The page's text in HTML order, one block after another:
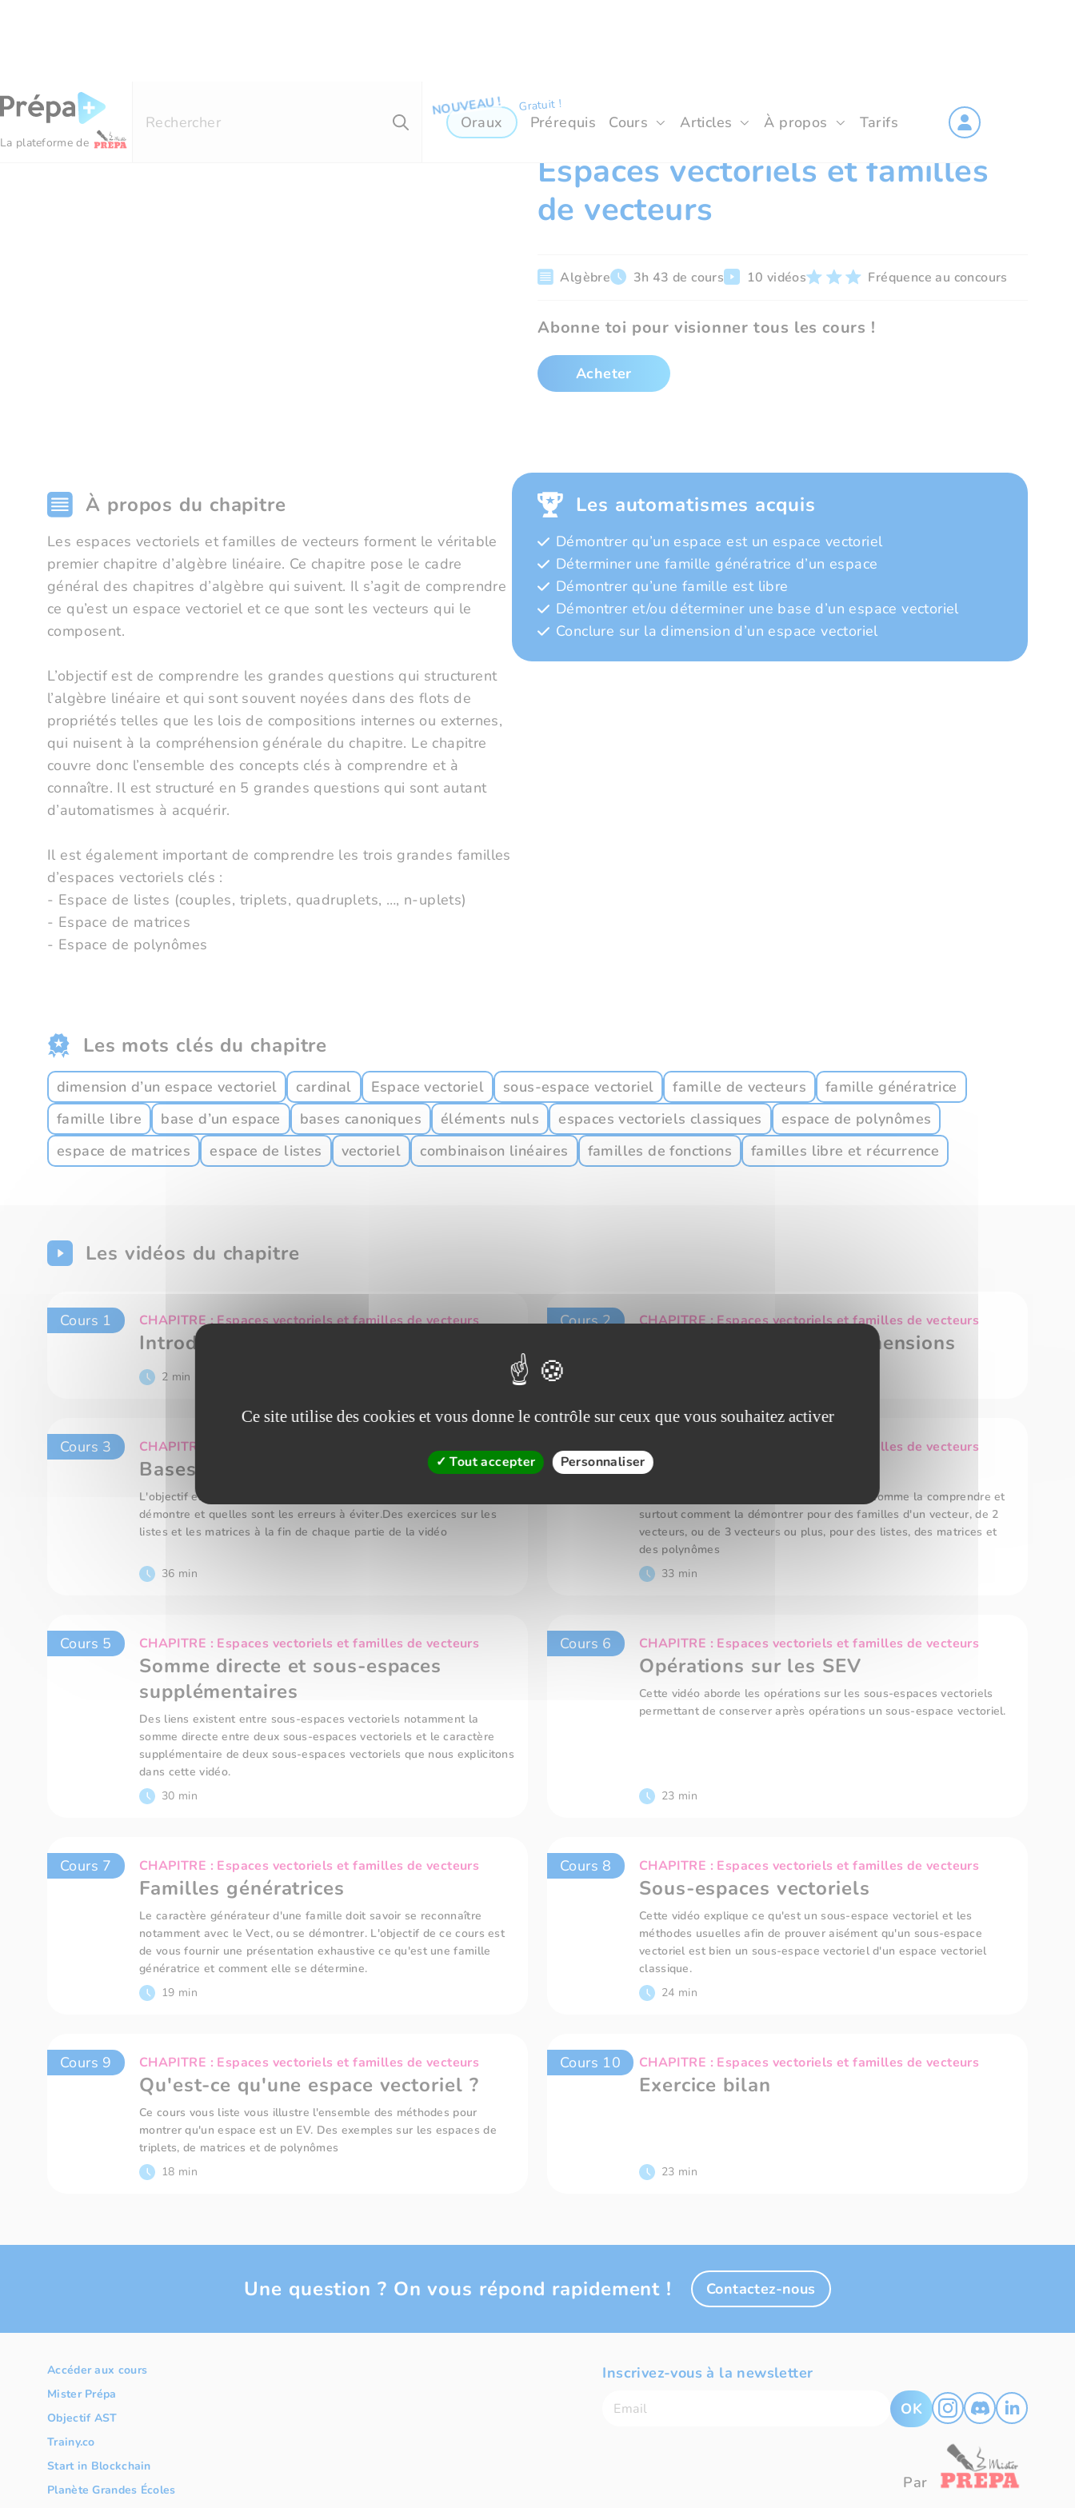
La plateforme de
Rechercher Oraux Prérequis Cours Articles À propos Tarifs
Espaces vectoriels et familles
de vecteurs
Algèbre 3h 43 de cours 10 vidéos Fréquence au concours
Abonne toi pour visionner tous les cours !
Acheter
À propos du chapitre
Les espaces vectoriels et familles de vecteurs forment le véritable
premier chapitre d’algèbre linéaire. Ce chapitre pose le cadre
général des chapitres d’algèbre qui suivent. Il s’agit de comprendre
ce qu’est un espace vectoriel et ce que sont les vecteurs qui le
composent.
L’objectif est de comprendre les grandes questions qui structurent
l’algèbre linéaire et qui sont souvent noyées dans des flots de
propriétés telles que les lois de compositions internes ou externes,
qui nuisent à la compréhension générale du chapitre. Le chapitre
couvre donc l’ensemble des concepts clés à comprendre et à
connaître. Il est structuré en 5 grandes questions qui sont autant
d’automatismes à acquérir.
Il est également important de comprendre les trois grandes familles
d’espaces vectoriels clés :
- Espace de listes (couples, triplets, quadruplets, …, n-uplets)
- Espace de matrices
- Espace de polynômes
Les automatismes acquis
Démontrer qu’un espace est un espace vectoriel
Déterminer une famille génératrice d’un espace
Démontrer qu’une famille est libre
Démontrer et/ou déterminer une base d’un espace vectoriel
Conclure sur la dimension d’un espace vectoriel
Les mots clés du chapitre
dimension d’un espace vectoriel cardinal Espace vectoriel sous-espace vectoriel famille de vecteurs
famille génératrice
famille libre
base d’un espace bases canoniques éléments nuls espaces vectoriels classiques
espace de polynômes
espace de matrices
espace de listes vectoriel combinaison linéaires familles de fonctions familles libre et récurrence
Les vidéos du chapitre
Cours 1 CHAPITRE : Espaces vectoriels et familles de vecteurs
Introduction
2 min
Cours 2 CHAPITRE : Espaces vectoriels et familles de vecteurs
Compléments sur les dimensions
Cours 3 CHAPITRE : Espaces vectoriels et familles de vecteurs
Bases et dimensions
L'objectif est de comprendre ce qu'est une base, comment cela se
démontre et quelles sont les erreurs à éviter.Des exercices sur les
listes et les matrices à la fin de chaque partie de la vidéo
36 min
Cours 4 CHAPITRE : Espaces vectoriels et familles de vecteurs
Familles libres
Ce cours vous apprend ce qu'est la liberté, comme la comprendre et
surtout comment la démontrer pour des familles d'un vecteur, de 2
vecteurs, ou de 3 vecteurs ou plus, pour des listes, des matrices et
des polynômes
33 min
Cours 5 CHAPITRE : Espaces vectoriels et familles de vecteurs
Somme directe et sous-espaces
supplémentaires
Des liens existent entre sous-espaces vectoriels notamment la
somme directe entre deux sous-espaces vectoriels et le caractère
supplémentaire de deux sous-espaces vectoriels que nous explicitons
dans cette vidéo.
30 min
Cours 6 CHAPITRE : Espaces vectoriels et familles de vecteurs
Opérations sur les SEV
Cette vidéo aborde les opérations sur les sous-espaces vectoriels
permettant de conserver après opérations un sous-espace vectoriel.
23 min
Cours 7 CHAPITRE : Espaces vectoriels et familles de vecteurs
Familles génératrices
Le caractère générateur d'une famille doit savoir se reconnaître
notamment avec le Vect, ou se démontrer. L'objectif de ce cours est
de vous fournir une présentation exhaustive ce qu'est une famille
génératrice et comment elle se détermine.
19 min
Cours 8 CHAPITRE : Espaces vectoriels et familles de vecteurs
Sous-espaces vectoriels
Cette vidéo explique ce qu'est un sous-espace vectoriel et les
méthodes usuelles afin de prouver aisément qu'un sous-espace
vectoriel est bien un sous-espace vectoriel d'un espace vectoriel
classique.
24 min
Cours 9 CHAPITRE : Espaces vectoriels et familles de vecteurs
Qu'est-ce qu'une espace vectoriel ?
Ce cours vous liste vous illustre l'ensemble des méthodes pour
montrer qu'un espace est un EV. Des exemples sur les espaces de
triplets, de matrices et de polynômes
18 min
Cours 10 CHAPITRE : Espaces vectoriels et familles de vecteurs
Exercice bilan
23 min
Une question ? On vous répond rapidement ! Contactez-nous
Accéder aux cours
Mister Prépa
Objectif AST
Trainy.co
Start in Blockchain
Planète Grandes Écoles
Inscrivez-vous à la newsletter
OK
Par
Ce site utilise des cookies et vous donne le contrôle sur ceux que vous souhaitez activer
Tout accepter Personnaliser